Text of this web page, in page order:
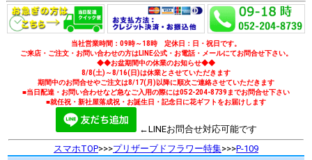
当社営業時間：09時～18時 定休日：日・祝日です。
ご来店・ご注文・お問い合わせの方はLINE公式・お電話・メールにてお問合せ下さい。
◆◆お盆期間中の休業のお知らせ◆◆
8/8(土)～8/16(日)は休業とさせていただきます
期間中のお問合せやご注文は8/17(月)以降に順次ご連絡させていただきます
■当日配達・お問い合わせなど急なご入用の際には052-204-8739までお問合せ下さい
■就任祝・新社屋落成祝・お誕生日・記念日に花ギフトをお届けします
←LINEお問合せ対応可能です
スマホTOP>>>プリザーブドフラワー特集>>>P-109